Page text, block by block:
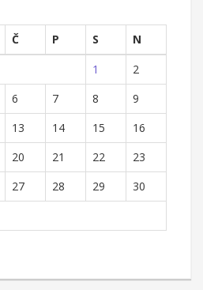
Č P S
N
1
2
6 7 8
9
13 14 15
16
20 21 22
23
27 28 29
30